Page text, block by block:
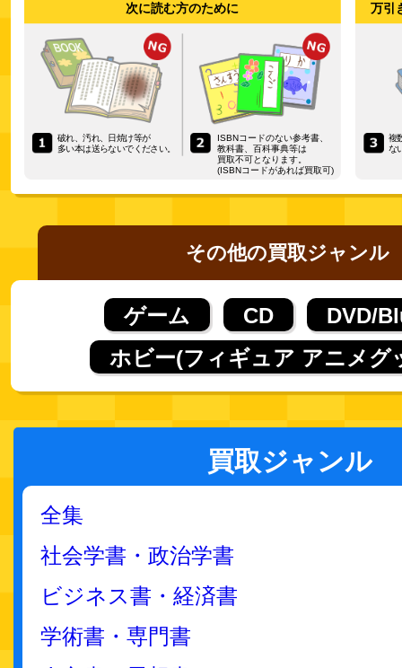
次に読む方のために
破れ、汚れ、日焼け等が
多い本は送らないでください。
ISBNコードのない参考書、
教科書、百科事典等は
買取不可となります。
(ISBNコードがあれば買取可)
万引
複
な
その他の買取ジャンル
ゲーム CD
DVD/
ホビー(フィギュア アニメグ
買取ジャンル
全集
社会学書・政治学書
ビジネス書・経済書
学術書・専門書